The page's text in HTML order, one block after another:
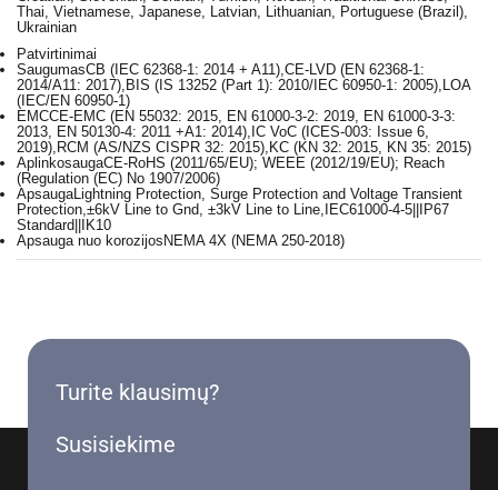
Thai, Vietnamese, Japanese, Latvian, Lithuanian, Portuguese (Brazil),
Ukrainian
Patvirtinimai
SaugumasCB (IEC 62368-1: 2014 + A11),CE-LVD (EN 62368-1:
2014/A11: 2017),BIS (IS 13252 (Part 1): 2010/IEC 60950-1: 2005),LOA
(IEC/EN 60950-1)
EMCCE-EMC (EN 55032: 2015, EN 61000-3-2: 2019, EN 61000-3-3:
2013, EN 50130-4: 2011 +A1: 2014),IC VoC (ICES-003: Issue 6,
2019),RCM (AS/NZS CISPR 32: 2015),KC (KN 32: 2015, KN 35: 2015)
AplinkosaugaCE-RoHS (2011/65/EU); WEEE (2012/19/EU); Reach
(Regulation (EC) No 1907/2006)
Apsauga Lightning Protection, Surge Protection and Voltage Transient
Protection,±6kV Line to Gnd, ±3kV Line to Line,IEC61000-4-5||IP67
Standard||IK10
Apsauga nuo korozijos NEMA 4X (NEMA 250-2018)
Turite klausimų?
Susisiekime